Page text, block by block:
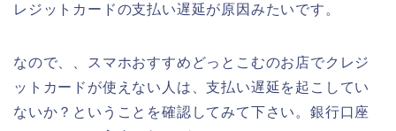
レジットカードの支払い遅延が原因みたいです。
なので、、スマホおすすめどっとこむのお店でクレジ
ットカードが使えない人は、支払い遅延を起こしてい
ないか？ということを確認してみて下さい。銀行口座